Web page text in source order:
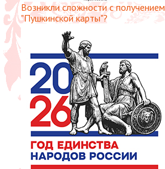
Возникли сложности с получением
"Пушкинской карты"?